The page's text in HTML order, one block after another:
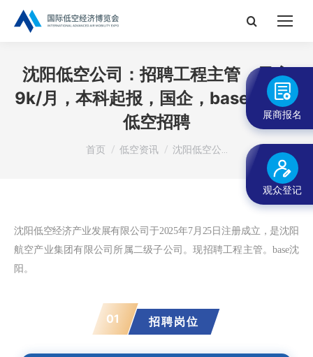
搜
沈阳低空公司：招聘工程主管，最高
9k/月，本科起报，国企，base沈阳丨
低空招聘
您在这里：
首页 低空资讯 沈阳低空公…
沈阳低空经济产业发展有限公司于2025年7月25日注册成立，是沈阳
航空产业集团有限公司 所属二级子公司 。现招聘工程主管。base沈
阳。
01 招聘岗位
展商报名
观众登记